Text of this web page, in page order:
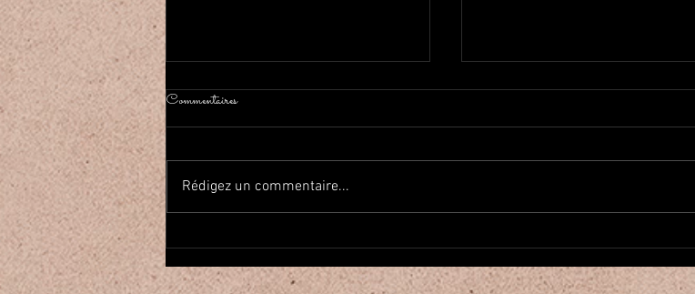
2026年春Haflaしました On a
fait la fête de la danse orientale!
新作1984がローンチ Nouvelle
Pièce 1984 a été démarré
2026年、明けましておめでとう
ますので今後ともどうぞよろし
お願いいたします。 さて、ジョ
ージ・オーウェル著1984を題材
Commentaires
Rédigez un commentaire...